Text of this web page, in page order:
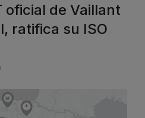
oficial de Vaillant
ratifica su ISO